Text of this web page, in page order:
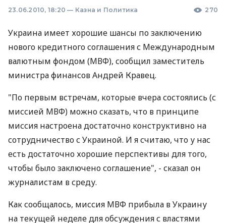
23.06.2010, 18:20 — Казна и Политика 270
Украина имеет хорошие шансы по заключению
нового кредитного соглашения с Международным
валютным фондом (МВФ), сообщил заместитель
министра финансов Андрей Кравец.
"По первым встречам, которые вчера состоялись (с
миссией МВФ) можно сказать, что в принципе
миссия настроена достаточно конструктивно на
сотрудничество с Украиной. И я считаю, что у нас
есть достаточно хорошие перспективы для того,
чтобы было заключено соглашение", - сказал он
журналистам в среду.
Как сообщалось, миссия МВФ прибыла в Украину
на текущей неделе для обсуждения с властями